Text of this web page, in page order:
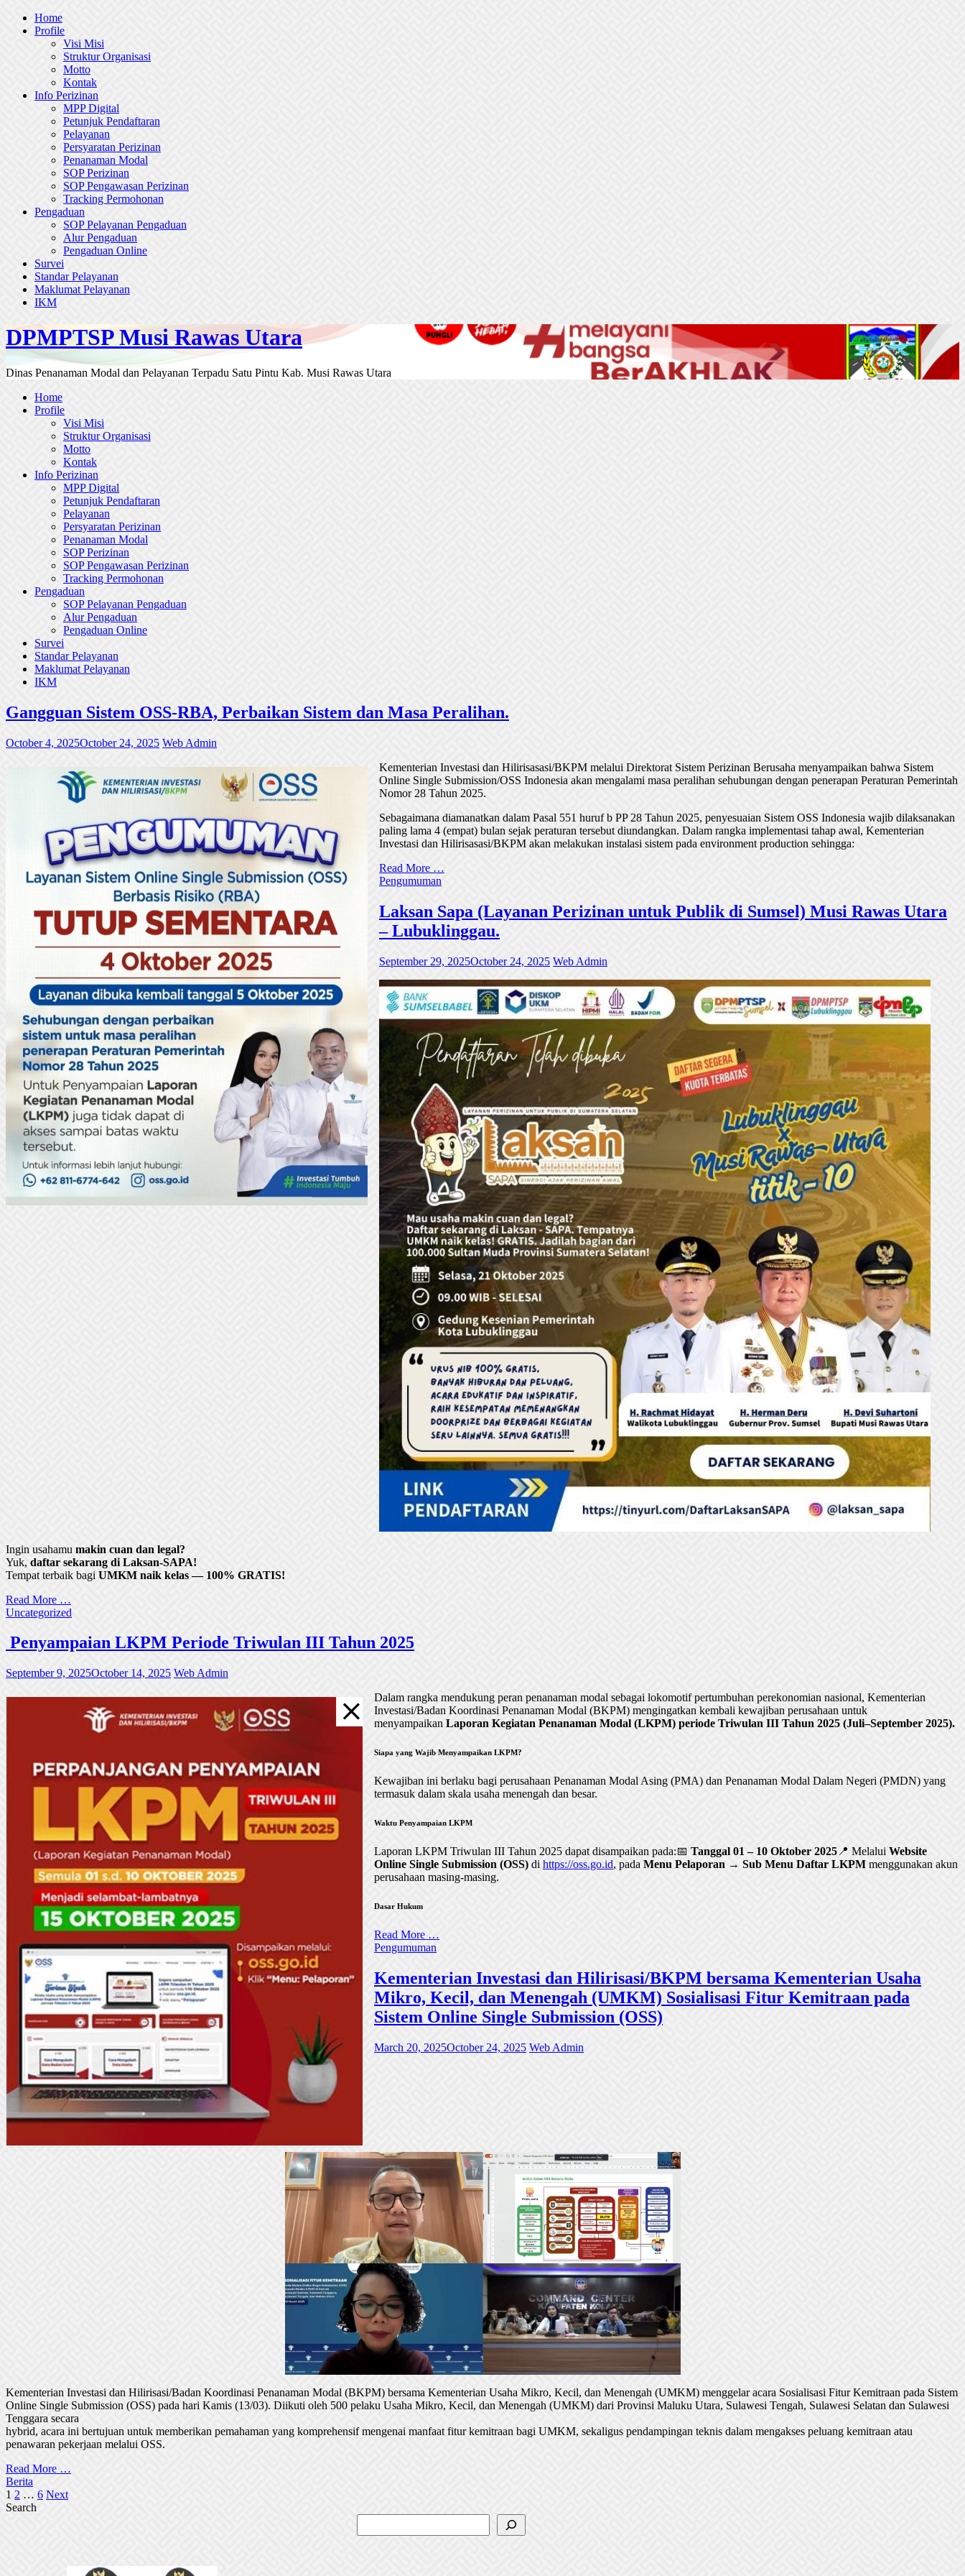
Skip
Home
Profile
Visi Misi
Struktur Organisasi
Motto
Kontak
Info Perizinan
MPP Digital
Petunjuk Pendaftaran
Pelayanan
Persyaratan Perizinan
Penanaman Modal
SOP Perizinan
SOP Pengawasan Perizinan
Tracking Permohonan
Pengaduan
SOP Pelayanan Pengaduan
Alur Pengaduan
Pengaduan Online
Survei
Standar Pelayanan
Maklumat Pelayanan
IKM
DPMPTSP Musi Rawas Utara
Dinas Penanaman Modal dan Pelayanan Terpadu Satu Pintu Kab. Musi Rawas Utara
Home
Profile
Visi Misi
Struktur Organisasi
Motto
Kontak
Info Perizinan
MPP Digital
Petunjuk Pendaftaran
Pelayanan
Persyaratan Perizinan
Penanaman Modal
SOP Perizinan
SOP Pengawasan Perizinan
Tracking Permohonan
Pengaduan
SOP Pelayanan Pengaduan
Alur Pengaduan
Pengaduan Online
Survei
Standar Pelayanan
Maklumat Pelayanan
IKM
Gangguan Sistem OSS-RBA, Perbaikan Sistem dan Masa Peralihan.
October 4, 2025October 24, 2025 Web Admin
Kementerian Investasi dan Hilirisasasi/BKPM melalui Direktorat Sistem Perizinan Berusaha menyampaikan bahwa Sistem
Online Single Submission/OSS Indonesia akan mengalami masa peralihan sehubungan dengan penerapan Peraturan Pemerintah
Nomor 28 Tahun 2025.
Sebagaimana diamanatkan dalam Pasal 551 huruf b PP 28 Tahun 2025, penyesuaian Sistem OSS Indonesia wajib dilaksanakan
paling lama 4 (empat) bulan sejak peraturan tersebut diundangkan. Dalam rangka implementasi tahap awal, Kementerian
Investasi dan Hilirisasasi/BKPM akan melakukan instalasi sistem pada environment production sehingga:
Read More …
Pengumuman
Laksan Sapa (Layanan Perizinan untuk Publik di Sumsel) Musi Rawas Utara
– Lubuklinggau.
September 29, 2025October 24, 2025 Web Admin
Ingin usahamu makin cuan dan legal?
Yuk, daftar sekarang di Laksan-SAPA!
Tempat terbaik bagi UMKM naik kelas — 100% GRATIS!
Read More …
Uncategorized
Penyampaian LKPM Periode Triwulan III Tahun 2025
September 9, 2025October 14, 2025 Web Admin
Dalam rangka mendukung peran penanaman modal sebagai lokomotif pertumbuhan perekonomian nasional, Kementerian
Investasi/Badan Koordinasi Penanaman Modal (BKPM) mengingatkan kembali kewajiban perusahaan untuk
menyampaikan Laporan Kegiatan Penanaman Modal (LKPM) periode Triwulan III Tahun 2025 (Juli–September 2025).
Siapa yang Wajib Menyampaikan LKPM?
Kewajiban ini berlaku bagi perusahaan Penanaman Modal Asing (PMA) dan Penanaman Modal Dalam Negeri (PMDN) yang
termasuk dalam skala usaha menengah dan besar.
Waktu Penyampaian LKPM
Laporan LKPM Triwulan III Tahun 2025 dapat disampaikan pada:📅 Tanggal 01 – 10 Oktober 2025 📍 Melalui Website
Online Single Submission (OSS) di https://oss.go.id, pada Menu Pelaporan → Sub Menu Daftar LKPM menggunakan akun
perusahaan masing-masing.
Dasar Hukum
Read More …
Pengumuman
Kementerian Investasi dan Hilirisasi/BKPM bersama Kementerian Usaha
Mikro, Kecil, dan Menengah (UMKM) Sosialisasi Fitur Kemitraan pada
Sistem Online Single Submission (OSS)
March 20, 2025October 24, 2025 Web Admin
Kementerian Investasi dan Hilirisasi/Badan Koordinasi Penanaman Modal (BKPM) bersama Kementerian Usaha Mikro, Kecil, dan Menengah (UMKM) menggelar acara Sosialisasi Fitur Kemitraan pada Sistem
Online Single Submission (OSS) pada hari Kamis (13/03). Diikuti oleh 500 pelaku Usaha Mikro, Kecil, dan Menengah (UMKM) dari Provinsi Maluku Utara, Sulawesi Tengah, Sulawesi Selatan dan Sulawesi
Tenggara secara
hybrid, acara ini bertujuan untuk memberikan pemahaman yang komprehensif mengenai manfaat fitur kemitraan bagi UMKM, sekaligus pendampingan teknis dalam mengakses peluang kemitraan atau
penawaran pekerjaan melalui OSS.
Read More …
Berita
Posts
pagination
1 2 … 6 Next
Search